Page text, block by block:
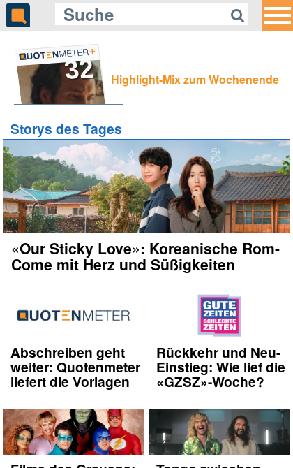
32 Highlight-Mix zum Wochenende
Storys des Tages
«Our Sticky Love»: Koreanische Rom-
Come mit Herz und Süßigkeiten
Abschreiben geht
weiter: Quotenmeter
liefert die Vorlagen
Rückkehr und Neu-
Einstieg: Wie lief die
«GZSZ»-Woche?